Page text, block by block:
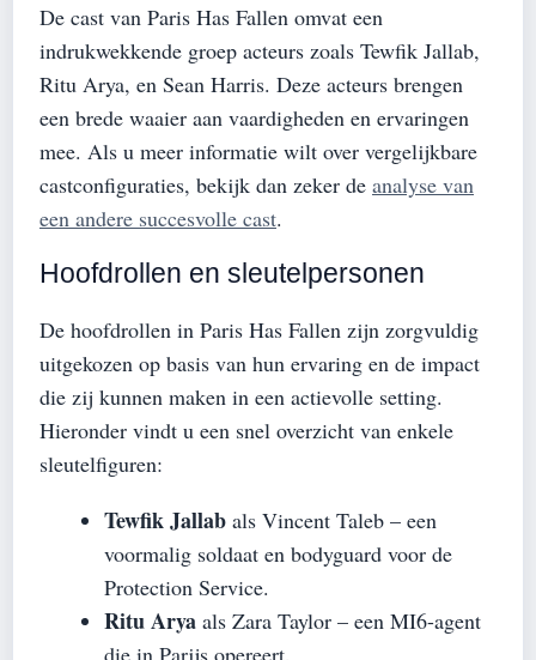
De cast van Paris Has Fallen omvat een
indrukwekkende groep acteurs zoals Tewfik Jallab,
Ritu Arya, en Sean Harris. Deze acteurs brengen
een brede waaier aan vaardigheden en ervaringen
mee. Als u meer informatie wilt over vergelijkbare
castconfiguraties, bekijk dan zeker de analyse van
een andere succesvolle cast.
Hoofdrollen en sleutelpersonen
De hoofdrollen in Paris Has Fallen zijn zorgvuldig
uitgekozen op basis van hun ervaring en de impact
die zij kunnen maken in een actievolle setting.
Hieronder vindt u een snel overzicht van enkele
sleutelfiguren:
Tewfik Jallab als Vincent Taleb – een
voormalig soldaat en bodyguard voor de
Protection Service.
Ritu Arya als Zara Taylor – een MI6-agent
die in Parijs opereert.